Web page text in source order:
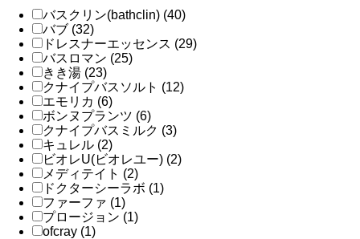
バスクリン(bathclin) (40)
バブ (32)
ドレスナーエッセンス (29)
バスロマン (25)
きき湯 (23)
クナイプバスソルト (12)
エモリカ (6)
ボンヌプランツ (6)
クナイプバスミルク (3)
キュレル (2)
ビオレU(ビオレユー) (2)
メディテイト (2)
ドクターシーラボ (1)
ファーファ (1)
プロージョン (1)
ofcray (1)